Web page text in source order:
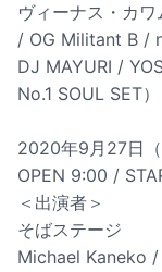
ヴィーナス・カ
/ OG Militant B /
DJ MAYURI /
No.1 SOUL SET）
2020年9月27日
OPEN 9:00 /
＜出演者＞
そばステージ
Michael Kaneko